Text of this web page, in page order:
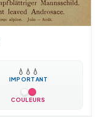
💧 💧 💧
IMPORTANT
COULEURS